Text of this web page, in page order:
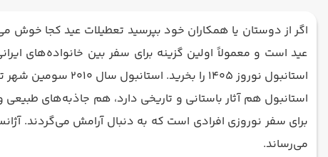
استانبول نوروز 1405 را بخرید. استانبول سال 2010 سومین شهر توریستی جهان شناخته شد و این آمار نشان می‌دهد که استانبول میزبان خوبی برای افراد مختلف در جهان بوده است.
استانبول هم آثار باستانی و تاریخی دارد، هم جاذبه‌های
می‌رساند.